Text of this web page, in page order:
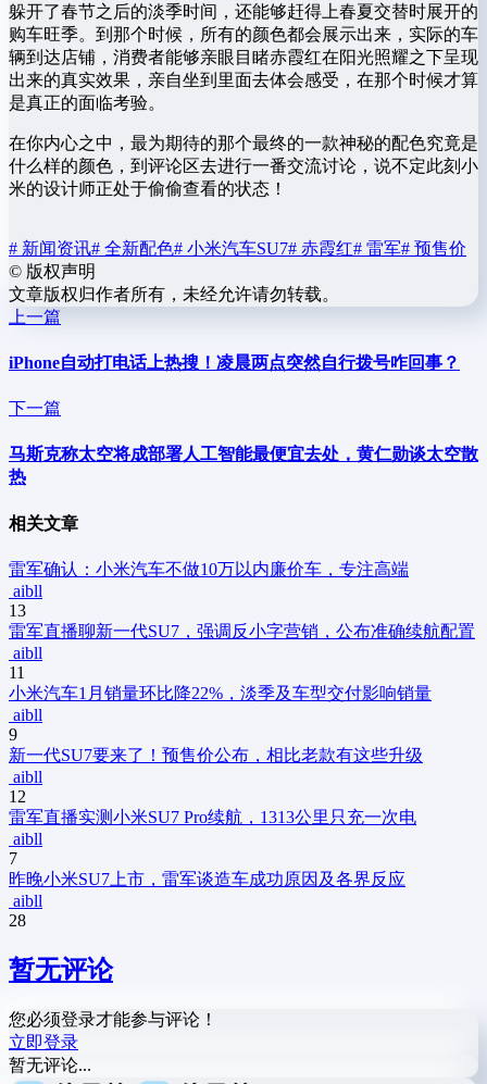
躲开了春节之后的淡季时间，还能够赶得上春夏交替时展开的
购车旺季。到那个时候，所有的颜色都会展示出来，实际的车
辆到达店铺，消费者能够亲眼目睹赤霞红在阳光照耀之下呈现
出来的真实效果，亲自坐到里面去体会感受，在那个时候才算
是真正的面临考验。
在你内心之中，最为期待的那个最终的一款神秘的配色究竟是
什么样的颜色，到评论区去进行一番交流讨论，说不定此刻小
米的设计师正处于偷偷查看的状态！
# 新闻资讯# 全新配色# 小米汽车SU7# 赤霞红# 雷军# 预售价
© 版权声明
文章版权归作者所有，未经允许请勿转载。
上一篇
iPhone自动打电话上热搜！凌晨两点突然自行拨号咋回事？
下一篇
马斯克称太空将成部署人工智能最便宜去处，黄仁勋谈太空散
热
相关文章
雷军确认：小米汽车不做10万以内廉价车，专注高端
aibll
13
雷军直播聊新一代SU7，强调反小字营销，公布准确续航配置
aibll
11
小米汽车1月销量环比降22%，淡季及车型交付影响销量
aibll
9
新一代SU7要来了！预售价公布，相比老款有这些升级
aibll
12
雷军直播实测小米SU7 Pro续航，1313公里只充一次电
aibll
7
昨晚小米SU7上市，雷军谈造车成功原因及各界反应
aibll
28
暂无评论
您必须登录才能参与评论！
立即登录
暂无评论...